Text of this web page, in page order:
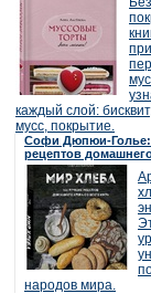
каждый слой:
мусс, покрытие.
Софи Дюпюи-Голье:
рецептов
народов мира.